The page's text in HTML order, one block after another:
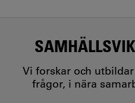
Vi forskar och
frågor, i nära